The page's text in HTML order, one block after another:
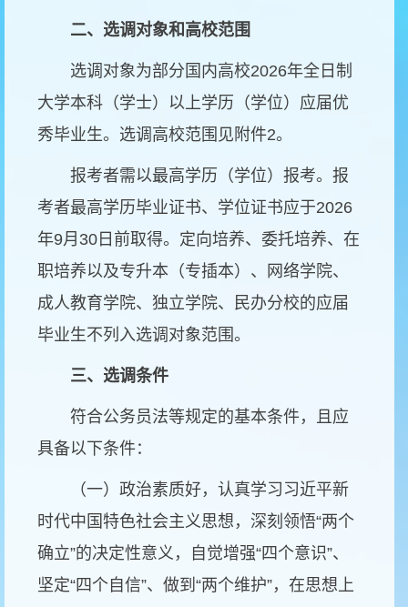
二、选调对象和高校范围
选调对象为部分国内高校2026年全日制
大学本科（学士）以上学历（学位）应届优
秀毕业生。选调高校范围见附件2。
报考者需以最高学历（学位）报考。报
考者最高学历毕业证书、学位证书应于2026
年9月 30 日前取得。定向培养、委托培养、在
职培养以及专升本（专插本）、网络学院、
成人教育学院、独立学院、民办分校的应届
毕业生不列入选调对象范围。
三、选调条件
符合公务员法等规定的基本条件，且应
具备以下条件：
（一）政治素质好，认真学习习近平新
时代中国特色社会主义思想，深刻领悟“两个
确立”的决定性意义，自觉增强“四个意识”、
坚定“四个自信”、做到 “两个维护”，在思想上